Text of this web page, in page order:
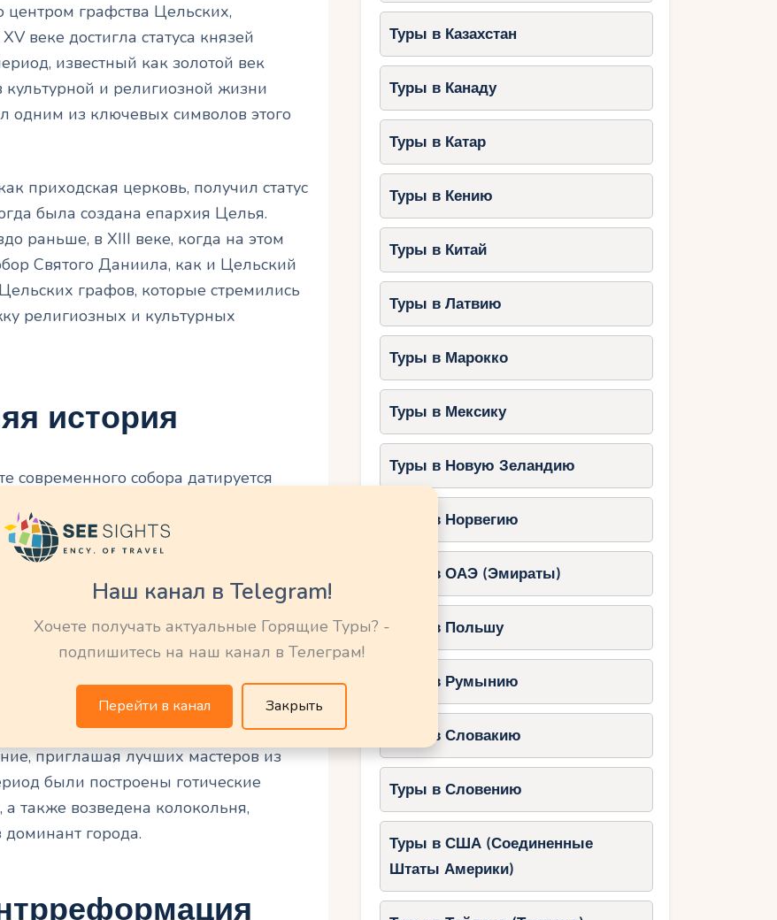
графства Цельских,
веке достигла статуса князей
известный как золотой век
и религиозной жизни
одним из ключевых символов этого
приходская церковь, получил статус
была создана епархия Целья.
раньше, в XIII веке, когда на этом
Святого Даниила, как и Цельский
графов, которые стремились
религиозных и культурных
история
современного собора датируется
имя святого Даниила, пророка из
традиции. Выбор святого
был связан с его образом как
амбициям местных
собой скромное романское
графов в XIV веке началась
храм в готический собор.
Цельских, собор стал
центром. Графы вкладывали
приглашая лучших мастеров из
были построены готические
также возведена колокольня,
доминант города.
Туры в Казахстан
Туры в Канаду
Туры в Катар
Туры в Кению
Туры в Китай
Туры в Латвию
Туры в Марокко
Туры в Мексику
Туры в Новую Зеландию
Туры в Норвегию
Туры в ОАЭ (Эмираты)
Туры в Польшу
Туры в Румынию
Туры в Словакию
Туры в Словению
Туры в США (Соединенные
Штаты Америки)
Наш канал в Telegram!
Хочете получать актуальные Горящие Туры? -
подпишитесь на наш канал в Телеграм!
Перейти в канал Закрыть